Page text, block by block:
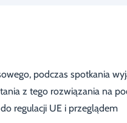
podczas spotkania
z tego rozwiązania na
regulacji UE i przeglądem